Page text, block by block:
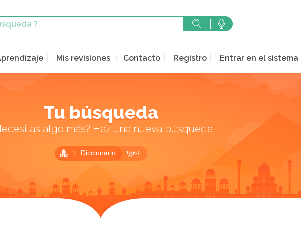
Mis revisiones Contacto Registro Entrar en el sistema
Tu búsqueda
algo más? Haz una nueva búsqueda
Diccionario पूजन